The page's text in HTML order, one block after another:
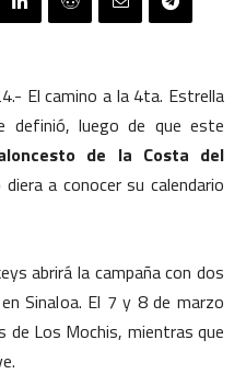
El camino a la 4ta. Estrella
luego de que este
de la Costa del
diera a conocer su calendario
abrirá la campaña con dos
Sinaloa. El 7 y 8 de marzo
Los Mochis, mientras que